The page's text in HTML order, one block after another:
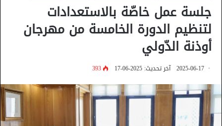
جلسة عمل خاصّة بالاستعدادات
لتنظيم الدورة الخامسة من مهرجان
أوذنة الدّولي
2025-06-17 آخر تحديث: 2025-06-17 393